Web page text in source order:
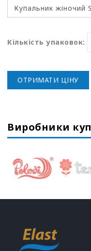
Кількість упаковок:
ОТРИМАТИ ЦІНУ
Виробники